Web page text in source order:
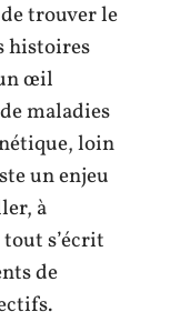
trouver le
histoires
œil
maladies
loin
un enjeu
à
s’écrit
de